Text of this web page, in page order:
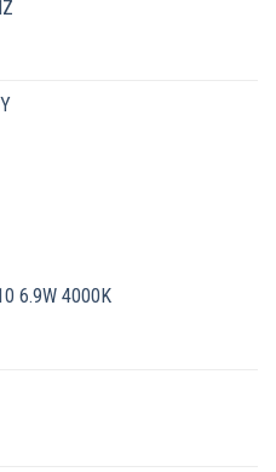
6.9W 4000K